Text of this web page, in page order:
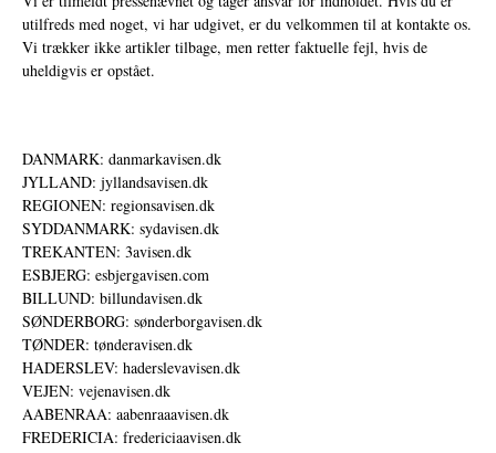
utilfreds med noget, vi har udgivet, er du velkommen til at kontakte os.
Vi trækker ikke artikler tilbage, men retter faktuelle fejl, hvis de
uheldigvis er opstået.
DANMARK: danmarkavisen.dk
JYLLAND: jyllandsavisen.dk
REGIONEN: regionsavisen.dk
SYDDANMARK: sydavisen.dk
TREKANTEN: 3avisen.dk
ESBJERG: esbjergavisen.com
BILLUND: billundavisen.dk
SØNDERBORG: sønderborgavisen.dk
TØNDER: tønderavisen.dk
HADERSLEV: haderslevavisen.dk
VEJEN: vejenavisen.dk
AABENRAA: aabenraaavisen.dk
FREDERICIA: fredericiaavisen.dk